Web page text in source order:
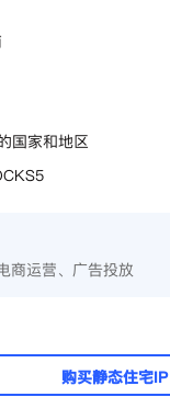
国家和地区
商运营、广告投放
购买静态住宅IP